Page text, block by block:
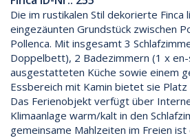
Die im rustikalen Stil dekorierte Finca
eingezäunten Grundstück zwischen
Pollenca. Mit insgesamt 3
Doppelbett), 2 Badezimmern (1 x
ausgestatteten Küche sowie einem
Essbereich mit Kamin bietet sie
Das Ferienobjekt verfügt über
Klimaanlage warm/kalt in den
gemeinsame Mahlzeiten im Freien